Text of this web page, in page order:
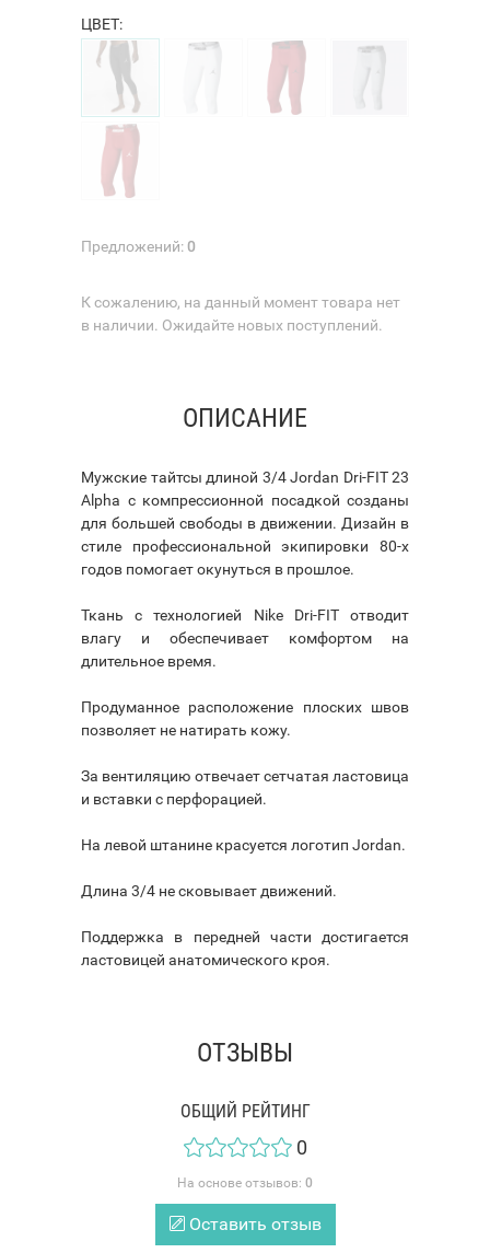
ЦВЕТ:
Предложений:0
К сожалению, на данный момент товара нет
в наличии. Ожидайте новых поступлений.
ОПИСАНИЕ
Мужские тайтсы длиной 3/4 Jordan Dri-FIT 23
Alpha с компрессионной посадкой созданы
для большей свободы в движении. Дизайн в
стиле профессиональной экипировки 80-х
годов помогает окунуться в прошлое.
Ткань с технологией Nike Dri-FIT отводит
влагу и обеспечивает комфортом на
длительное время.
Продуманное расположение плоских швов
позволяет не натирать кожу.
За вентиляцию отвечает сетчатая ластовица
и вставки с перфорацией.
На левой штанине красуется логотип Jordan.
Длина 3/4 не сковывает движений.
Поддержка в передней части достигается
ластовицей анатомического кроя.
ОТЗЫВЫ
ОБЩИЙ РЕЙТИНГ
0
На основе отзывов: 0
Оставить отзыв